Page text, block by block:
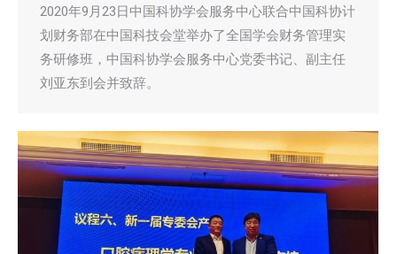
2020年9月23日中国科协学会服务中心联合中国科协计
划财务部在中国科技会堂举办了全国学会财务管理实
务研修班，中国科协学会服务中心党委书记、副主任
刘亚东到会并致辞。